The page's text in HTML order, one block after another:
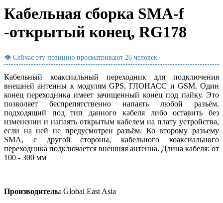
Кабельная сборка SMA-f
-открытый конец, RG178
👁 Сейчас эту позицию просматривают 26 человек
Кабельный коаксиальный переходник для подключения
внешней антенны к модулям GPS, ГЛОНАСС и GSM. Один
конец переходника имеет зачищенный конец под пайку. Это
позволяет беспрепятственно напаять любой разъём,
подходящий под тип данного кабеля либо оставить без
изменении и напаять открытым кабелем на плату устройства,
если на ней не предусмотрен разъём. Ко второму разъему
SMA, с другой стороны, кабельного коаксиального
переходника подключается внешняя антенна. Длина кабеля: от
100 - 300 мм
Производитель: Global East Asia